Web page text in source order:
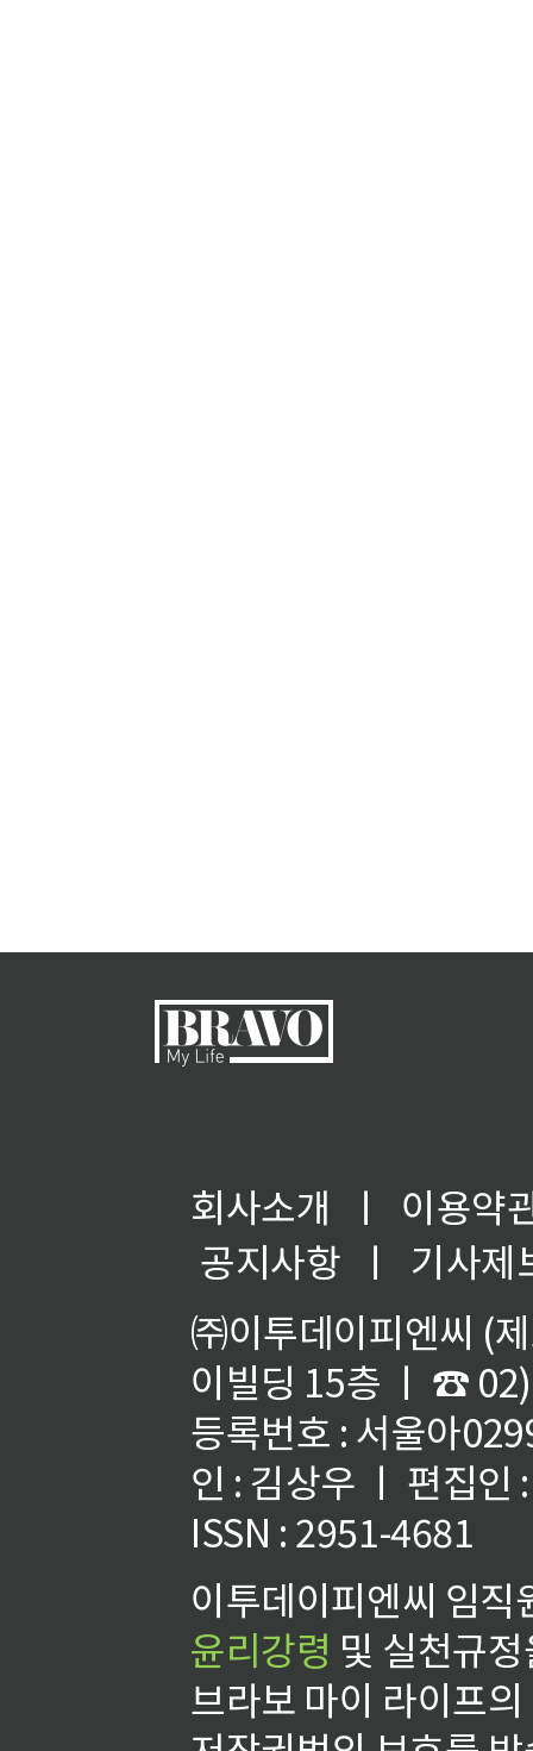
회사소개 ㅣ
이용약
공지사항
ㅣ
기사제
㈜이투데이피엔씨 (
이빌딩 15층 ㅣ ☎
등록번호 : 서울아
인 : 김상우 ㅣ 편집인
ISSN : 2951-4681
이투데이피엔씨 임
윤리강령 및 실천규
브라보 마이 라이프